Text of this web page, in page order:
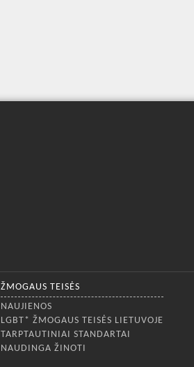
ŽMOGAUS TEISĖS
NAUJIENOS
LGBT* ŽMOGAUS TEISĖS LIETUVOJE
TARPTAUTINIAI STANDARTAI
NAUDINGA ŽINOTI